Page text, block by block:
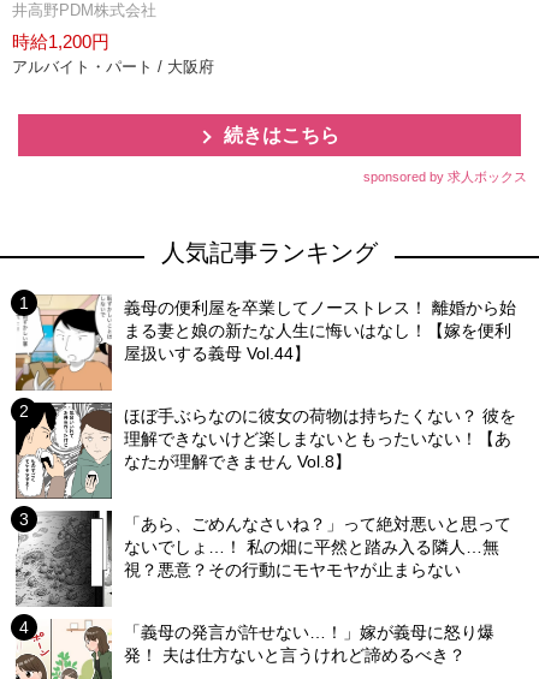
井高野PDM株式会社
時給1,200円
アルバイト・パート / 大阪府
続きはこちら
sponsored by 求人ボックス
人気記事ランキング
義母の便利屋を卒業してノーストレス！ 離婚から始
まる妻と娘の新たな人生に悔いはなし！【嫁を便利
屋扱いする義母 Vol.44】
ほぼ手ぶらなのに彼女の荷物は持ちたくない？ 彼を
理解できないけど楽しまないともったいない！【あ
なたが理解できません Vol.8】
「あら、ごめんなさいね？」って絶対悪いと思って
ないでしょ…！ 私の畑に平然と踏み入る隣人…無
視？悪意？その行動にモヤモヤが止まらない
「義母の発言が許せない…！」嫁が義母に怒り爆
発！ 夫は仕方ないと言うけれど諦めるべき？